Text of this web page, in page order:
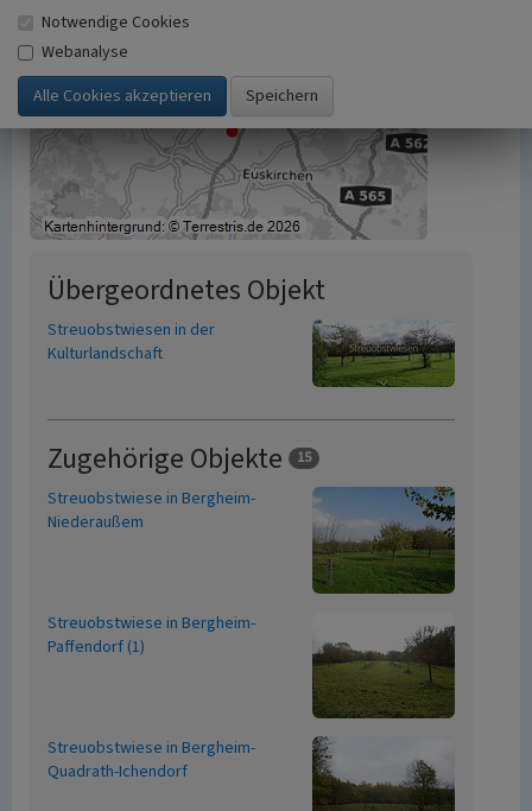
Übergeordnetes Objekt
Streuobstwiesen in der
Kulturlandschaft
Zugehörige Objekte 15
Streuobstwiese in Bergheim-
Niederaußem
Streuobstwiese in Bergheim-
Paffendorf (1)
Streuobstwiese in Bergheim-
Quadrath-Ichendorf
Notwendige Cookies
Webanalyse